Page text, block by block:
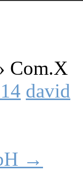
› Com.X
david
→